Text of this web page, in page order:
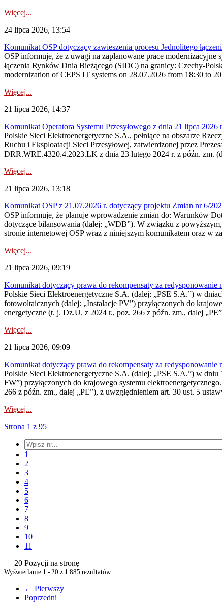
Więcej...
24 lipca 2026, 13:54
Komunikat OSP dotyczący zawieszenia procesu Jednolitego
OSP informuje, że z uwagi na zaplanowane prace
łączenia Rynków Dnia Bieżącego (SIDC) na granicy: Czechy-
modernization of CEPS IT systems on 28.07.2026 from 18:30 to
Więcej...
21 lipca 2026, 14:37
Komunikat Operatora Systemu Przesyłowego z dnia 21 lipca
Polskie Sieci Elektroenergetyczne S.A., pełniące na obszarze
Ruchu i Eksploatacji Sieci Przesyłowej, zatwierdzonej przez
DRR.WRE.4320.4.2023.LK z dnia 23 lutego 2024 r. z późn. zm.
Więcej...
21 lipca 2026, 13:18
Komunikat OSP z 21.07.2026 r. dotyczący projektu Zmian nr 6/
OSP informuje, że planuje wprowadzenie zmian do: Warunków
dotyczące bilansowania (dalej: „WDB”). W związku z
stronie internetowej OSP wraz z niniejszym komunikatem oraz w
Więcej...
21 lipca 2026, 09:19
Komunikat dotyczący prawa do rekompensaty za
Polskie Sieci Elektroenergetyczne S.A. (dalej: „PSE S.A.”) w
fotowoltaicznych (dalej: „Instalacje PV”) przyłączonych do
energetyczne (t. j. Dz.U. z 2024 r., poz. 266 z późn. zm., dalej
Więcej...
21 lipca 2026, 09:09
Komunikat dotyczący prawa do rekompensaty za
Polskie Sieci Elektroenergetyczne S.A. (dalej: „PSE S.A.”) w
FW”) przyłączonych do krajowego systemu
266 z późn. zm., dalej „PE”), z uwzględnieniem art. 30 ust. 5
Więcej...
Strona 1 z 95
1
2
3
4
5
6
7
8
9
10
11
— 20 Pozycji na stronę
Wyświetlanie 1 - 20 z 1 885 rezultatów.
← Pierwszy
Poprzedni